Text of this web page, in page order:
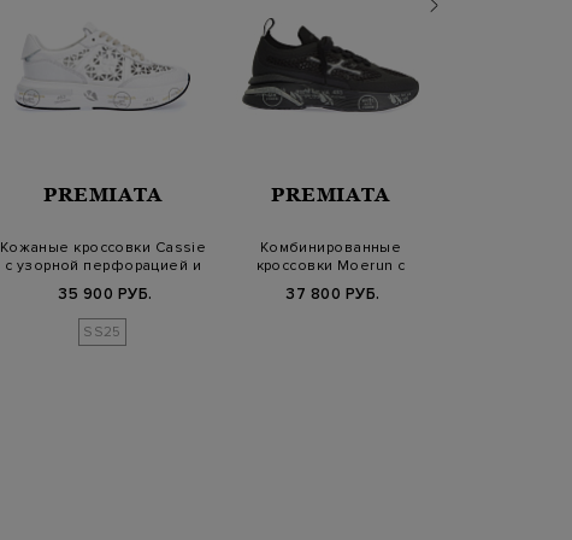
PREMIATA
Кожаные кроссовки Cassie
с узорной перфорацией и
35 900 РУБ.
SS25
PREMIATA
Комбинированные
кроссовки Moerun с
37 800 РУБ.